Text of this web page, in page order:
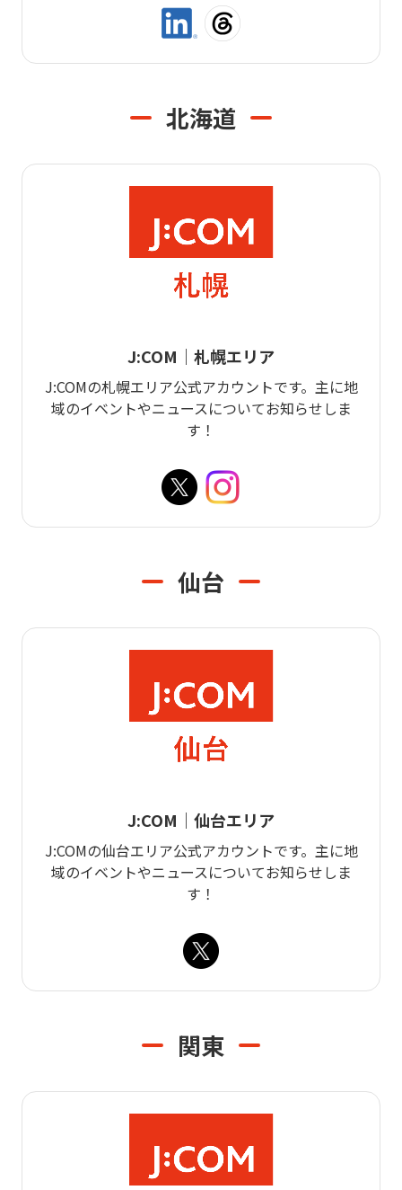
北海道
J:COM｜札幌エリア
J:COMの札幌エリア公式アカウントです。主に地
域のイベントやニュースについてお知らせしま
す！
仙台
J:COM｜仙台エリア
J:COMの仙台エリア公式アカウントです。主に地
域のイベントやニュースについてお知らせしま
す！
関東